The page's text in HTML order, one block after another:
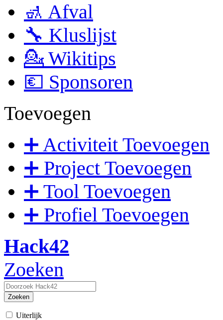
🚮 Afval
🔧 Kluslijst
💁 Wikitips
💶 Sponsoren
Toevoegen
➕ Activiteit Toevoegen
➕ Project Toevoegen
➕ Tool Toevoegen
➕ Profiel Toevoegen
Hack42
Zoeken
Zoeken
Uiterlijk